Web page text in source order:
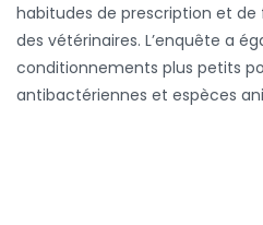
habitudes de prescription et de
des vétérinaires. L’enquête a
conditionnements plus petits
antibactériennes et espèces